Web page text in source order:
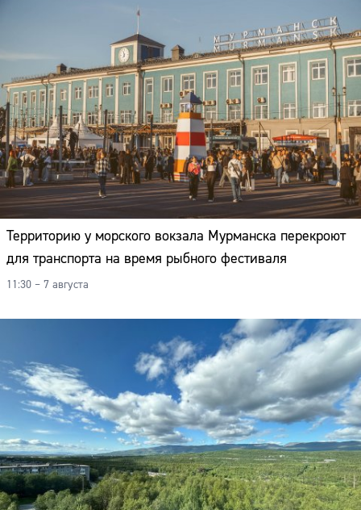
Территорию у морского вокзала Мурманска перекроют
для транспорта на время рыбного фестиваля
11:30 – 7 августа